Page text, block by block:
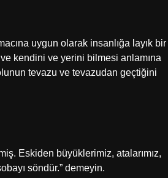
uygun olarak insanlığa layık bir
kendini ve yerini bilmesi anlamına
tevazu ve tevazudan geçtiğini
Eskiden büyüklerimiz, atalarımız,
söndür.” demeyin.